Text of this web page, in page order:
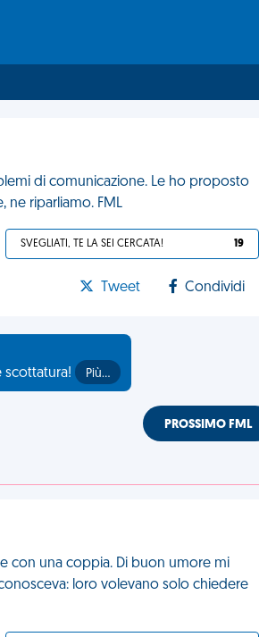
di comunicazione. Le ho proposto
ne riparliamo. FML
SVEGLIATI, TE LA SEI CERCATA! 19
Tweet Condividi
scottatura!
Più…
PROSSIMO FML
con una coppia. Di buon umore mi
loro volevano solo chiedere